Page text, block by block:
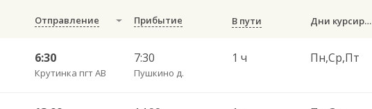
Отправление Прибытие В пути Дни курсирования
6:30
Крутинка пгт АВ
7:30
Пушкино д.
1 ч Пн,Ср,Пт